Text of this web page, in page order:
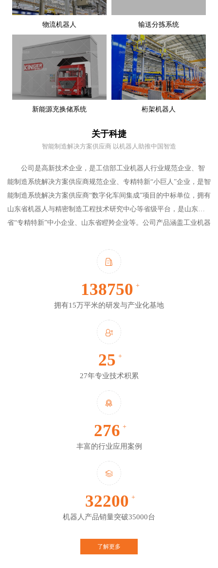
料、生鲜物流、快递分拣、
电力、新能源、新材料等领
域。
库货物的立体化存放、自动
存取、标准化管理，有效的
处理大批量的货物，特别是
在需要高密度存储的情况
下，可大大降低储运费用，
减轻工作强度，提升仓库空
间利用率。
物流机器人
物流机器人可为橡胶轮胎、
3C、新能源/LED、钢丝/线
缆、汽车与零部件、鞋服、
电商快递、文旅服务等行业
客户带来了良好的体验。
物流机器人 输送分拣系统
了解更多
输送分拣系统
新能源充换储系统
了解更多
新能源充换储系统 桁架机器人
科捷桁架机器人现已应用到
机床上下料、轮胎轮胎橡
胶、物流输送等领域的各个
生产环节，实现了单机码垛
拆垛、多机连线加工、物流
输送等功能，同时桁架机器
人以低成本、高效率、自动
桁架机器人
关于科捷
智能制造解决方案供应商 以机器人助推中国智造
公司是高新技术企业，是工信部工业机器人行业规范企业、智
能制造系统解决方案供应商规范企业、专精特新“小巨人”企业，是智
能制造系统解决方案供应商“数字化车间集成”项目的中标单位，拥有
山东省机器人与精密制造工程技术研究中心等省级平台，是山东
省“专精特新”中小企业、山东省瞪羚企业等。公司产品涵盖工业机器
列，包含WCS、WMS、MES等软件的集成方案，产品广泛应用于橡
胶轮胎、3C、汽车、木工等主流行业，
田、一汽、长城汽车、宜家等，并已批量出口到美国、日本、德
国、墨西哥、马来西亚、印度尼西亚、泰国、越南、柬埔寨等国
150000 +
拥有15万平米的研发与产业化基地
27 +
27年专业技术积累
300 +
丰富的行业应用案例
35000 +
机器人产品销量突破35000台
了解更多